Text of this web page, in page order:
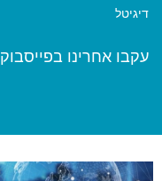
דיגיטל
עקבו אחרינו בפייסבוק